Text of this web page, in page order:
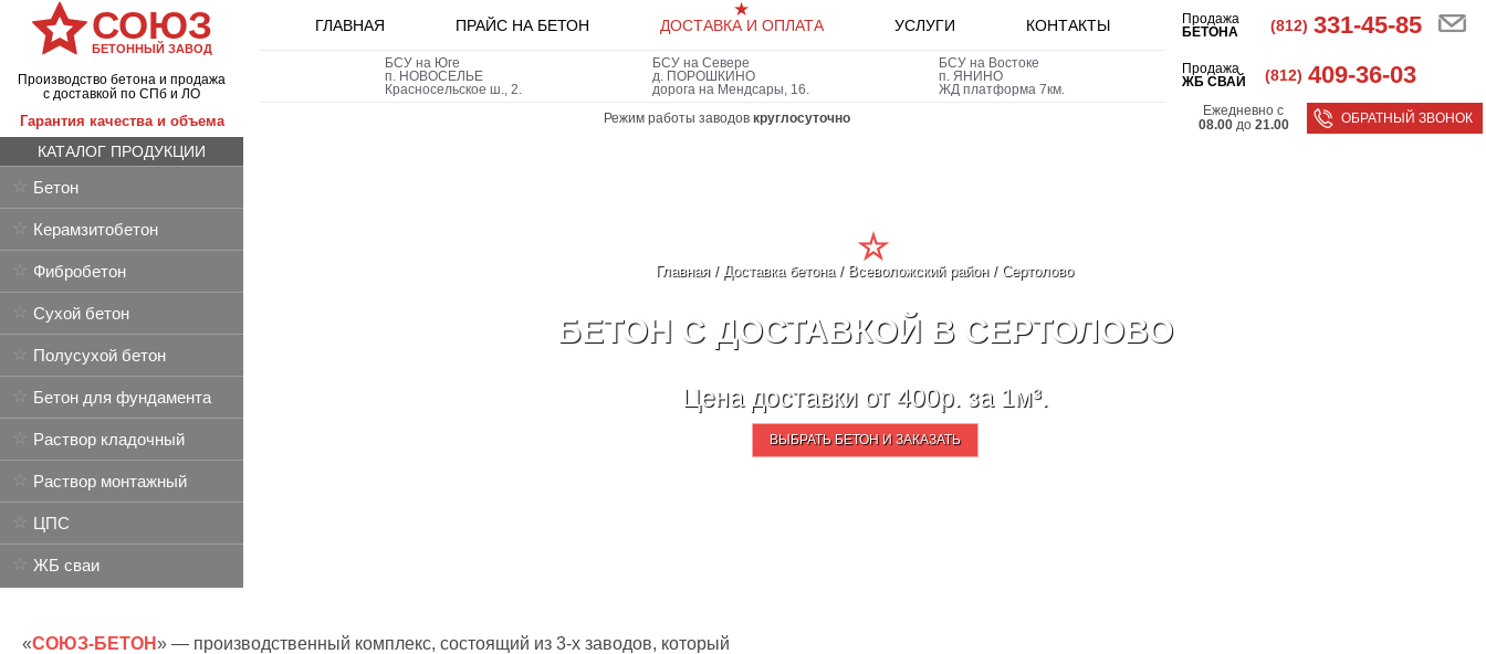
СОЮЗ
БЕТОННЫЙ ЗАВОД
Производство бетона и продажа
с доставкой по СПб и ЛО
Гарантия качества и объема
ГЛАВНАЯ ПРАЙС НА БЕТОН ДОСТАВКА И ОПЛАТА УСЛУГИ КОНТАКТЫ
БСУ на Юге
п. НОВОСЕЛЬЕ
Красносельское ш., 2.
БСУ на Севере
д. ПОРОШКИНО
дорога на Мендсары, 16.
БСУ на Востоке
п.ЯНИНО
ЖД платформа 7км.
Режим работы заводов круглосуточно
Продажа
БЕТОНА
(812) 331-45-85
Продажа
ЖБ СВАЙ
(812) 409-36-03
Ежедневно с
08.00до 21.00 ОБРАТНЫЙ ЗВОНОК
КАТАЛОГ ПРОДУКЦИИ
Бетон
Керамзитобетон
Фибробетон
Сухой бетон
Полусухой бетон
Бетон для фундамента
Раствор кладочный
Раствор монтажный
ЦПС
ЖБ сваи
Главная / Доставка бетона / Всеволожский район / Сертолово
БЕТОН С ДОСТАВКОЙ В СЕРТОЛОВО
Цена доставки от 400р. за 1м³.
ВЫБРАТЬ БЕТОН И ЗАКАЗАТЬ
«СОЮЗ-БЕТОН» — производственный комплекс, состоящий из 3-х заводов, который